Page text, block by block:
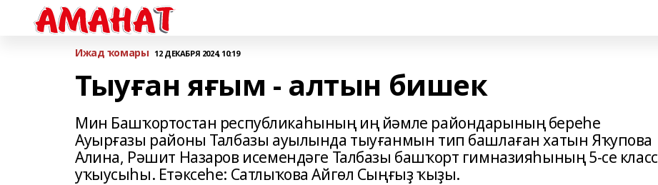
Ижад ҡомары 12 ДЕКАБРЯ 2024, 10:19
Тыуған яғым - алтын бишек
Мин Башҡортостан республикаһының иң йәмле райондарының береһе
Ауырғазы районы Талбазы ауылында тыуғанмын тип башлаған хатын Яҡупова
Алина, Рәшит Назаров исемендәге Талбазы башҡорт гимназияһының 5-се класс
уҡыусыһы. Етәксеһе: Сатлыҡова Айгөл Сыңғыҙ ҡыҙы.